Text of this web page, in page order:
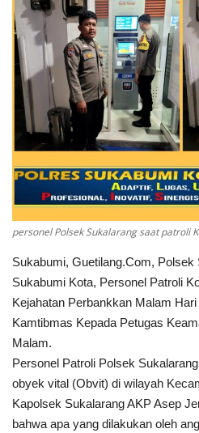
UMKM & Ekonomi Kreatif
Pekerja Migran Indonesia
Ekonomi
Informasi Journalism
Olahraga
Kesehatan
Layanan Publik
Perempuan/Anak
personel Polsek Sukalarang saat patroli
Sukabumi, Guetilang.Com, Polsek
Sukabumi Kota, Personel Patroli
Kejahatan Perbankkan Malam
Kamtibmas Kepada Petugas
Malam.
Personel Patroli Polsek
obyek vital (Obvit) di wilayah
Kapolsek Sukalarang AKP Asep
bahwa apa yang dilakukan oleh